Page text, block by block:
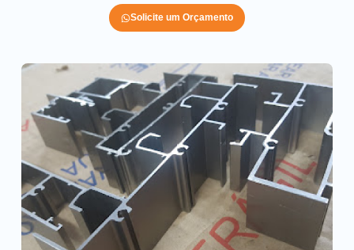
Solicite um Orçamento